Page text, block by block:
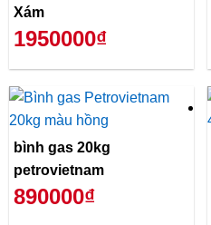
Xám
1950000₫
bình gas 20kg
petrovietnam
890000₫